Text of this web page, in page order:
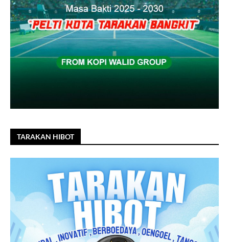
TARAKAN HIBOT